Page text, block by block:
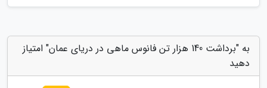
به "برداشت 140 هزار تن فانوس ماهی در دریای عمان" امتیاز
دهید